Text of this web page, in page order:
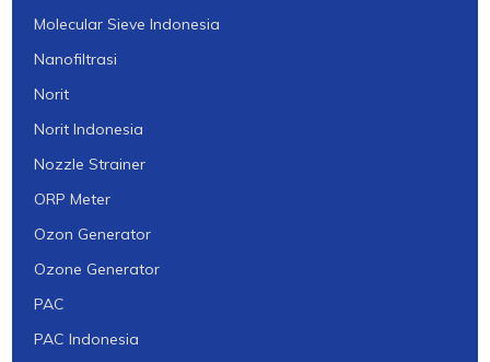
Molecular Sieve Indonesia
Nanofiltrasi
Norit
Norit Indonesia
Nozzle Strainer
ORP Meter
Ozon Generator
Ozone Generator
PAC
PAC Indonesia